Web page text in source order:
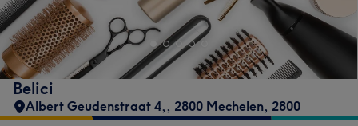
Belici
Albert Geudenstraat 4,, 2800 Mechelen, 2800